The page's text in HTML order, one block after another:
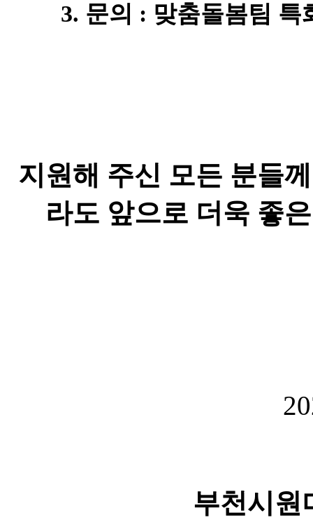
3. 문의 : 맞춤돌봄팀 특
지원해 주신 모든 분들
라도 앞으로 더욱 좋
부천시원